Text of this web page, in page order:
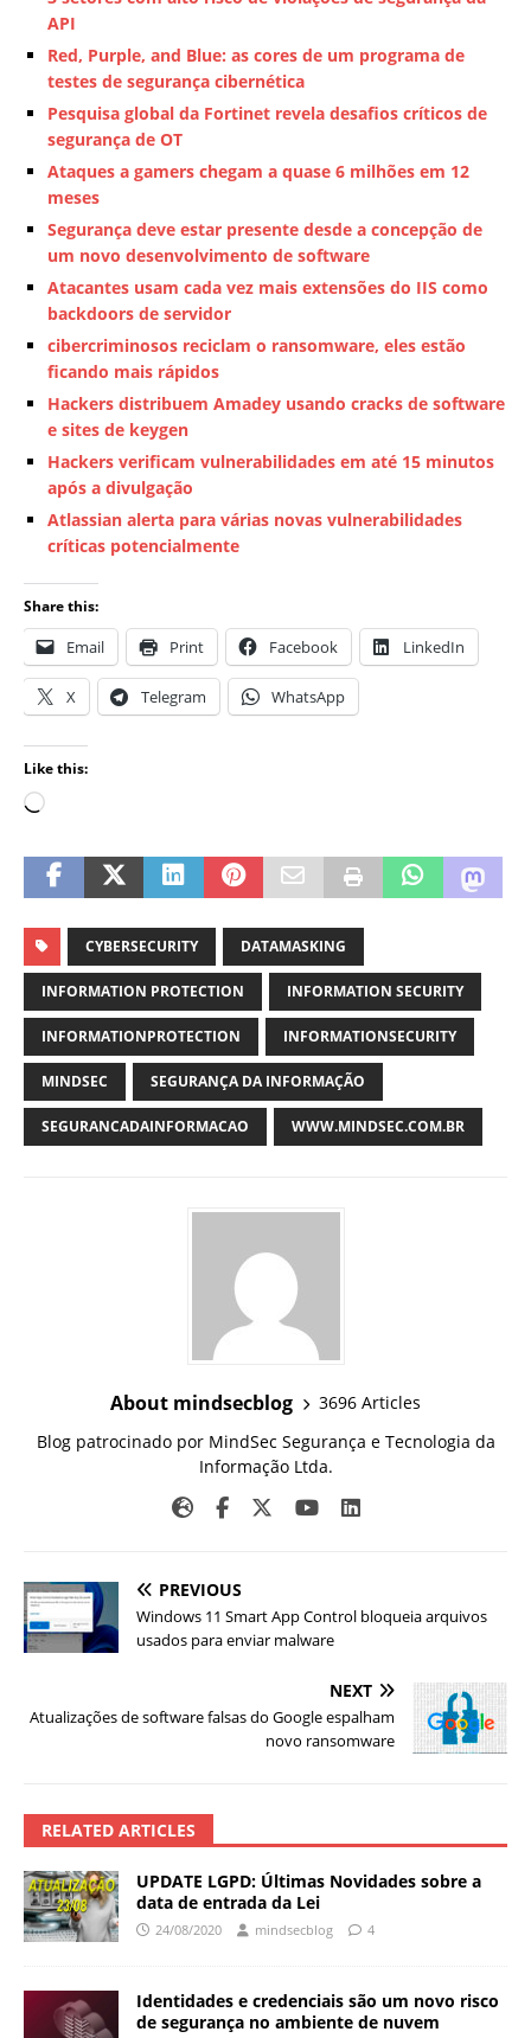
API
Red, Purple, and Blue: as cores de um programa de
testes de segurança cibernética
Pesquisa global da Fortinet revela desafios críticos de
segurança de OT
Ataques a gamers chegam a quase 6 milhões em 12
meses
Segurança deve estar presente desde a concepção de
um novo desenvolvimento de software
Atacantes usam cada vez mais extensões do IIS como
backdoors de servidor
cibercriminosos reciclam o ransomware, eles estão
ficando mais rápidos
Hackers distribuem Amadey usando cracks de software
e sites de keygen
Hackers verificam vulnerabilidades em até 15 minutos
após a divulgação
Atlassian alerta para várias novas vulnerabilidades
críticas potencialmente
Share this:
Email Print Facebook LinkedIn
X Telegram WhatsApp
Like this:
CYBERSECURITY DATAMASKING
INFORMATION PROTECTION INFORMATION SECURITY
INFORMATIONPROTECTION INFORMATIONSECURITY
MINDSEC SEGURANÇA DA INFORMAÇÃO
SEGURANCADAINFORMACAO WWW.MINDSEC.COM.BR
About mindsecblog
3696 Articles
Blog patrocinado por MindSec Segurança e Tecnologia da
Informação Ltda.
PREVIOUS
Windows 11 Smart App Control bloqueia arquivos
usados ​​para enviar malware
NEXT
Atualizações de software falsas do Google espalham
novo ransomware
RELATED ARTICLES
UPDATE LGPD: Últimas Novidades sobre a
data de entrada da Lei
24/08/2020 mindsecblog 4
Identidades e credenciais são um novo risco
de segurança no ambiente de nuvem